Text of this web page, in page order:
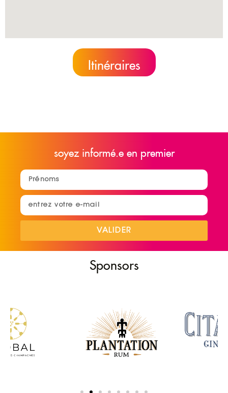
Itinéraires
soyez informé.e en premier
VALIDER
Sponsors